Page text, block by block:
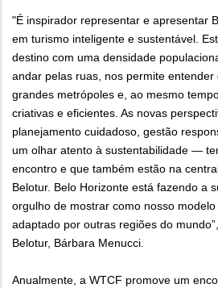
"É inspirador representar e apresentar
em turismo inteligente e sustentável.
destino com uma densidade
andar pelas ruas, nos permite
grandes metrópoles e, ao mesmo
criativas e eficientes. As novas
planejamento cuidadoso, gestão
um olhar atento à sustentabilidade —
encontro e que também estão na
Belotur. Belo Horizonte está fazendo a
orgulho de mostrar como nosso
adaptado por outras regiões do
Belotur, Bárbara Menucci.
Anualmente, a WTCF promove um